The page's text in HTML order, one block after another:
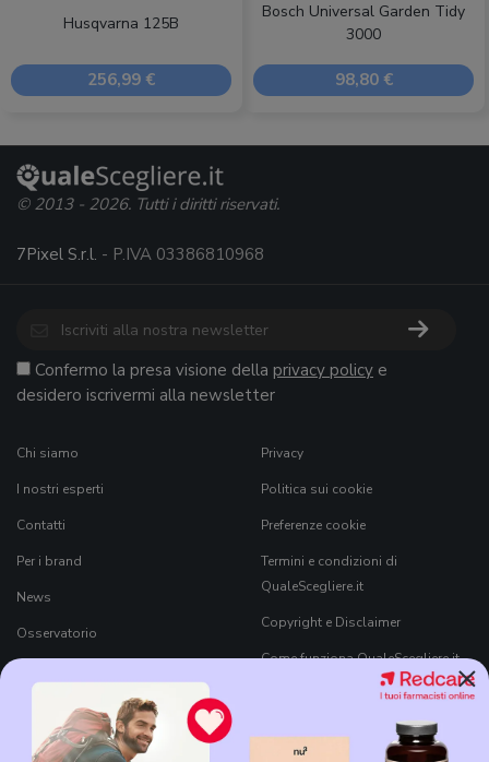
Husqvarna 125B
256,99 €
Bosch Universal Garden Tidy
3000
98,80 €
×
© 2013 - 2026. Tutti i diritti riservati.
7Pixel S.r.l. - P.IVA 03386810968
Confermo la presa visione della privacy policy e
desidero iscrivermi alla newsletter
Chi siamo
I nostri esperti
Contatti
Per i brand
News
Osservatorio
Black Friday 2026
Privacy
Politica sui cookie
Preferenze cookie
Termini e condizioni di
QualeScegliere.it
Copyright e Disclaimer
Come funziona QualeScegliere.it